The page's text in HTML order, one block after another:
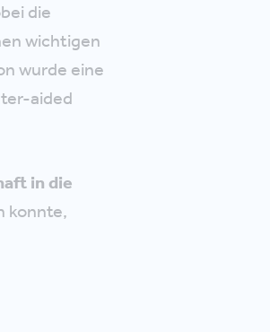
die
wichtigen
wurde eine
aided
in die
konnte,